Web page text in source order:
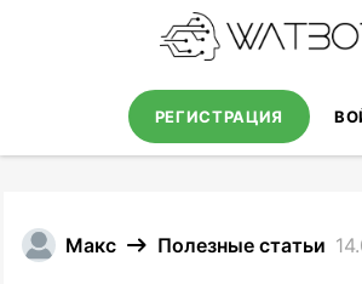
РЕГИСТРАЦИЯ
Макс Полезные статьи